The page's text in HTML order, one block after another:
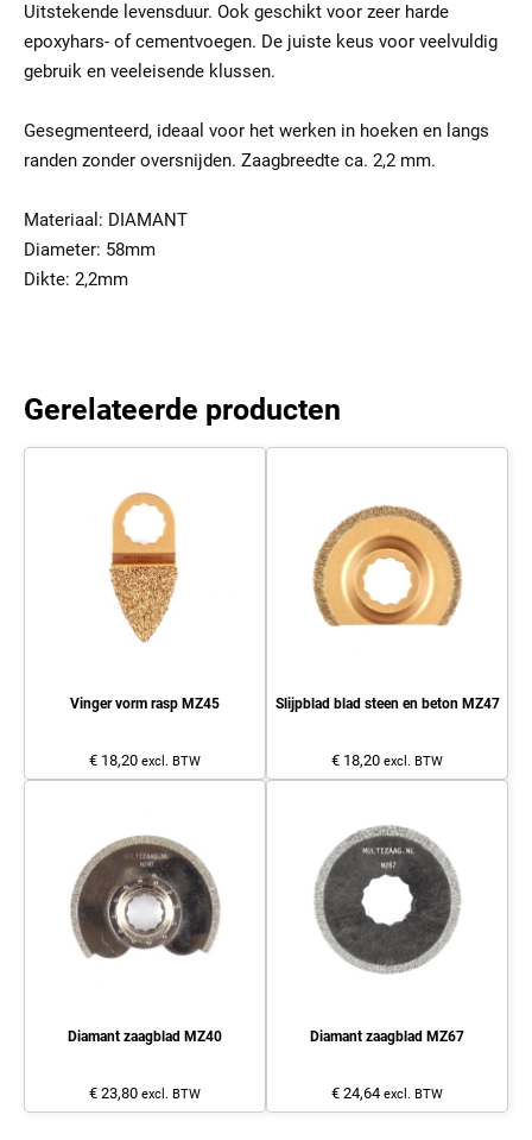
Uitstekende levensduur. Ook geschikt voor zeer harde
epoxyhars- of cementvoegen. De juiste keus voor veelvuldig
gebruik en veeleisende klussen.
Gesegmenteerd, ideaal voor het werken in hoeken en langs
randen zonder oversnijden. Zaagbreedte ca. 2,2 mm.
Materiaal: DIAMANT
Diameter: 58mm
Dikte: 2,2mm
Gerelateerde producten
Vinger vorm rasp MZ45
€ 18,20 excl. BTW
Slijpblad blad steen en beton MZ47
€ 18,20 excl. BTW
Diamant zaagblad MZ40
€ 23,80 excl. BTW
Diamant zaagblad MZ67
€ 24,64 excl. BTW